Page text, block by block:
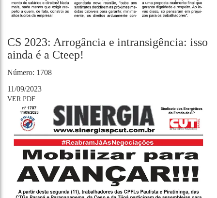
CS 2023: Arrogância e intransigência: isso
ainda é a Cteep!
Número: 1708
11/09/2023
VER PDF